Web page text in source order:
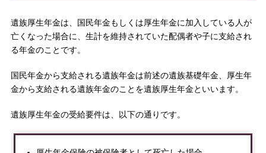
遺族厚生年金は、国民年金もしくは厚生年金に加入している人が
亡くなった場合に、生計を維持されていた配偶者や子に支給され
る年金のことです。
国民年金から支給される遺族年金は前述の遺族基礎年金、厚生年
金から支給される遺族年金のことを遺族厚生年金といいます。
遺族厚生年金の受給要件は、以下の通りです。